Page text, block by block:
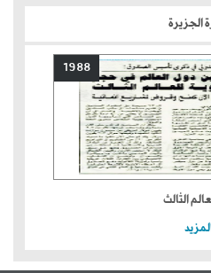
الجزيرة
1988
الثالث